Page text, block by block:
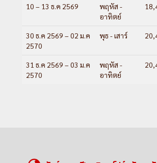
10 – 13 ธ.ค 2569
พฤหัส -
อาทิตย์
30 ธ.ค 2569 – 02 ม.ค
2570
พุธ - เสาร์
31 ธ.ค 2569 – 03 ม.ค
2570
พฤหัส -
อาทิตย์